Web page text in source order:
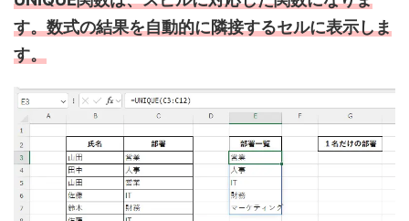
す。数式の結果を自動的に隣接するセルに表示しま
す。